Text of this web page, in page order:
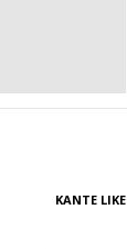
ΚΆΝΤΕ LIKE